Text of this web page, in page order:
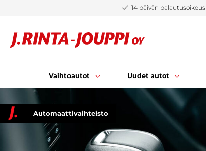
14 päivän palautusoikeus
Vaihtoautot Uudet autot
Automaattivaihteisto